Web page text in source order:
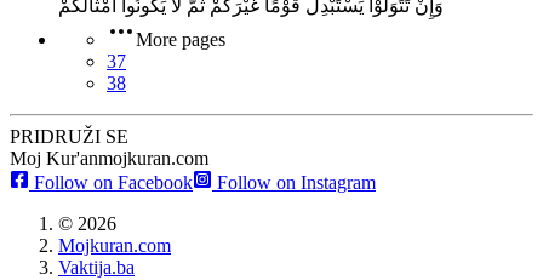
وَإِنْ تَتَوَلَّوْا يَسْتَبْدِلْ قَوْمًا غَيْرَكُمْ ثُمَّ لَا يَكُونُوا أَمْثَالَكُمْ
More pages
37
38
PRIDRUŽI SE
Moj Kur'anmojkuran.com
Follow on Facebook
Follow on Instagram
© 2026
Mojkuran.com
Vaktija.ba